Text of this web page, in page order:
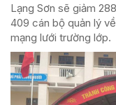
Lạng Sơn sẽ giảm
409 cán bộ quản lý
mạng lưới trường lớp.